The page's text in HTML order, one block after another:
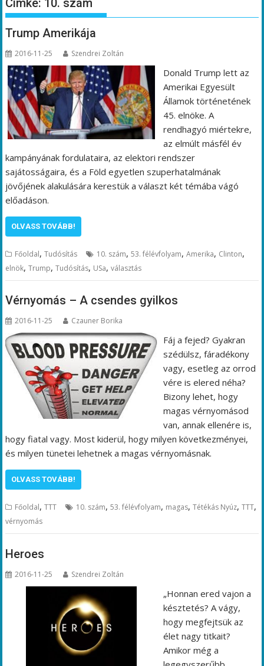
Címke: 10. szám
Trump Amerikája
2016-11-25 Szendrei Zoltán
Donald Trump lett az
Amerikai Egyesült
Államok történetének
45. elnöke. A
rendhagyó miértekre,
az elmúlt másfél év
kampányának fordulataira, az elektori rendszer
sajátosságaira, és a Föld egyetlen szuperhatalmának
jövőjének alakulására kerestük a választ két témába vágó
előadáson.
OLVASS TOVÁBB!
Főoldal,Tudósítás 10. szám,53. félévfolyam,Amerika, Clinton,
elnök,Trump,Tudósítás, USa,választás
Vérnyomás – A csendes gyilkos
2016-11-25 Czauner Borika
Fáj a fejed? Gyakran
szédülsz, fáradékony
vagy, esetleg az orrod
vére is elered néha?
Bizony lehet, hogy
magas vérnyomásod
van, annak ellenére is,
hogy fiatal vagy. Most kiderül, hogy milyen következményei,
és milyen tünetei lehetnek a magas vérnyomásnak.
OLVASS TOVÁBB!
Főoldal,TTT 10. szám,53. félévfolyam, magas,Tétékás Nyúz,TTT,
vérnyomás
Heroes
2016-11-25 Szendrei Zoltán
„Honnan ered vajon a
késztetés? A vágy,
hogy megfejtsük az
élet nagy titkait?
Amikor még a